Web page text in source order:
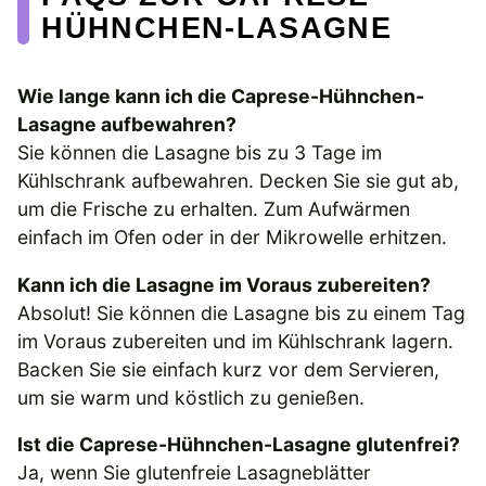
HÜHNCHEN-LASAGNE
Wie lange kann ich die Caprese-Hühnchen-
Lasagne aufbewahren?
Sie können die Lasagne bis zu 3 Tage im
Kühlschrank aufbewahren. Decken Sie sie gut ab,
um die Frische zu erhalten. Zum Aufwärmen
einfach im Ofen oder in der Mikrowelle erhitzen.
Kann ich die Lasagne im Voraus zubereiten?
Absolut! Sie können die Lasagne bis zu einem Tag
im Voraus zubereiten und im Kühlschrank lagern.
Backen Sie sie einfach kurz vor dem Servieren,
um sie warm und köstlich zu genießen.
Ist die Caprese-Hühnchen-Lasagne glutenfrei?
Ja, wenn Sie glutenfreie Lasagneblätter